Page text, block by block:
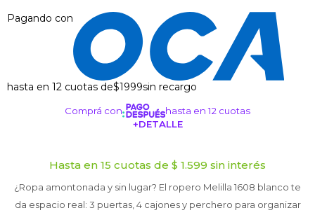
Pagando con
hasta en 12 cuotas de$1999sin recargo
Comprá con
hasta en 12 cuotas
+DETALLE
Hasta en 15 cuotas de $ 1.599 sin interés
¿Ropa amontonada y sin lugar? El ropero Melilla 1608 blanco te
da espacio real: 3 puertas, 4 cajones y perchero para organizar